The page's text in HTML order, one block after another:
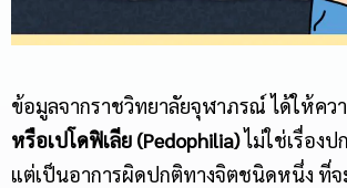
ข้อมูลจากราชวิทยาลัยจุฬาภรณ์ ได้ให้คว
หรือเปโดฟิเลีย (Pedophilia)ไม่ใช่เรื่องป
แต่เป็นอาการผิดปกติทางจิตชนิดหนึ่ง ที่จ